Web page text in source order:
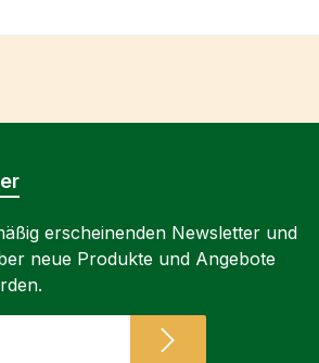
erscheinenden Newsletter und
neue Produkte und Angebote